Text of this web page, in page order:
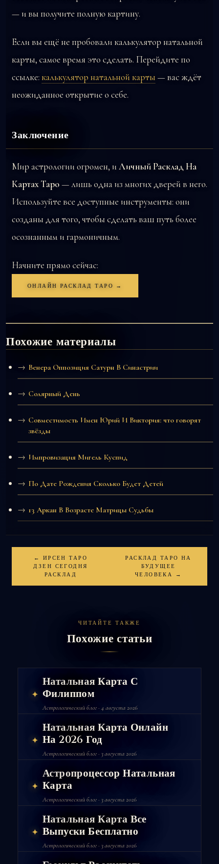
— и вы получите полную картину.
Если вы ещё не пробовали калькулятор натальной
карты, самое время это сделать. Перейдите по
ссылке: калькулятор натальной карты — вас ждёт
неожиданное открытие о себе.
Заключение
Мир астрологии огромен, и Личный Расклад На
Картах Таро — лишь одна из многих дверей в него.
Используйте все доступные инструменты: они
созданы для того, чтобы сделать ваш путь более
осознанным и гармоничным.
Начните прямо сейчас:
ОНЛАЙН РАСКЛАД ТАРО →
Похожие материалы
Венера Оппозиция Сатурн В Синастрии
Солярный День
Совместимость Имен Юрий И Виктория: что говорят
звёзды
Импровизация Мигель Куспид
По Дате Рождения Сколько Будет Детей
13 Аркан В Возрасте Матрицы Судьбы
← ИРСЕН ТАРО
ДЗЕН СЕГОДНЯ
РАСКЛАД
РАСКЛАД ТАРО НА
БУДУЩЕЕ
ЧЕЛОВЕКА →
ЧИТАЙТЕ ТАКЖЕ
Похожие статьи
✦
Натальная Карта С
Филиппом
Астрологический блог · 4 августа 2026
✦
Натальная Карта Онлайн
На 2026 Год
Астрологический блог · 3 августа 2026
✦
Астропроцессор Натальная
Карта
Астрологический блог · 3 августа 2026
✦
Натальная Карта Все
Выпуски Бесплатно
Астрологический блог · 3 августа 2026